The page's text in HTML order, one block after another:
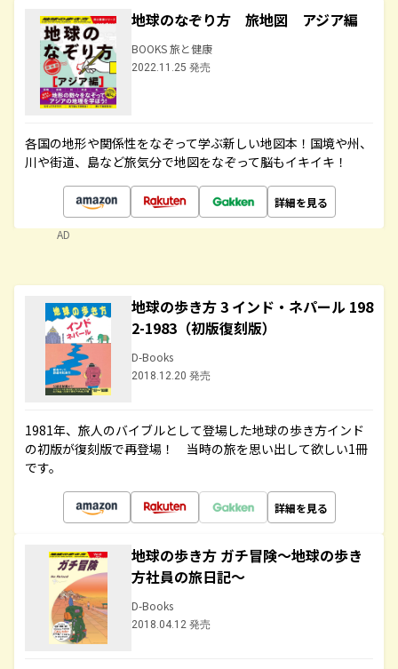
地球のなぞり方 旅地図 アジア編
BOOKS 旅と健康
2022.11.25 発売
各国の地形や関係性をなぞって学ぶ新しい地図本！国境や州、
川や街道、島など旅気分で地図をなぞって脳もイキイキ！
詳細を見る
AD
地球の歩き方 3 インド・ネパール 198
2-1983（初版復刻版）
D-Books
2018.12.20 発売
1981年、旅人のバイブルとして登場した地球の歩き方インド
の初版が復刻版で再登場！ 当時の旅を思い出して欲しい1冊
です。
詳細を見る
地球の歩き方 ガチ冒険～地球の歩き
方社員の旅日記～
D-Books
2018.04.12 発売